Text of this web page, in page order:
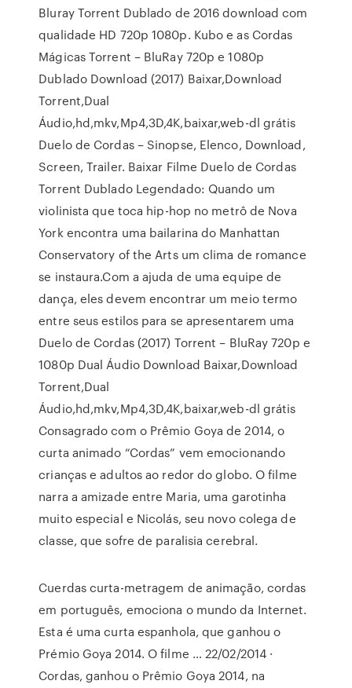
Bluray Torrent Dublado de 2016 download com
qualidade HD 720p 1080p. Kubo e as Cordas
Mágicas Torrent – BluRay 720p e 1080p
Dublado Download (2017) Baixar,Download
Torrent,Dual
Áudio,hd,mkv,Mp4,3D,4K,baixar,web-dl grátis
Duelo de Cordas – Sinopse, Elenco, Download,
Screen, Trailer. Baixar Filme Duelo de Cordas
Torrent Dublado Legendado: Quando um
violinista que toca hip-hop no metrô de Nova
York encontra uma bailarina do Manhattan
Conservatory of the Arts um clima de romance
se instaura.Com a ajuda de uma equipe de
dança, eles devem encontrar um meio termo
entre seus estilos para se apresentarem uma
Duelo de Cordas (2017) Torrent – BluRay 720p e
1080p Dual Áudio Download Baixar,Download
Torrent,Dual
Áudio,hd,mkv,Mp4,3D,4K,baixar,web-dl grátis
Consagrado com o Prêmio Goya de 2014, o
curta animado “Cordas” vem emocionando
crianças e adultos ao redor do globo. O filme
narra a amizade entre Maria, uma garotinha
muito especial e Nicolás, seu novo colega de
classe, que sofre de paralisia cerebral.
Cuerdas curta-metragem de animação, cordas
em português, emociona o mundo da Internet.
Esta é uma curta espanhola, que ganhou o
Prémio Goya 2014. O filme … 22/02/2014 ·
Cordas, ganhou o Prêmio Goya 2014, na